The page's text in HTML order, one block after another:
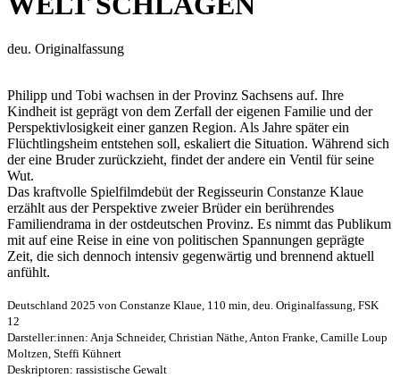
deu. Originalfassung
Philipp und Tobi wachsen in der Provinz Sachsens auf. Ihre
Kindheit ist geprägt von dem Zerfall der eigenen Familie und der
Perspektivlosigkeit einer ganzen Region. Als Jahre später ein
Flüchtlingsheim entstehen soll, eskaliert die Situation. Während sich
der eine Bruder zurückzieht, findet der andere ein Ventil für seine
Wut.
Das kraftvolle Spielfilmdebüt der Regisseurin Constanze Klaue
erzählt aus der Perspektive zweier Brüder ein berührendes
Familiendrama in der ostdeutschen Provinz. Es nimmt das Publikum
mit auf eine Reise in eine von politischen Spannungen geprägte
Zeit, die sich dennoch intensiv gegenwärtig und brennend aktuell
anfühlt.
Deutschland 2025 von Constanze Klaue, 110 min, deu. Originalfassung, FSK
12
Darsteller:innen: Anja Schneider, Christian Näthe, Anton Franke, Camille Loup
Moltzen, Steffi Kühnert
Deskriptoren: rassistische Gewalt